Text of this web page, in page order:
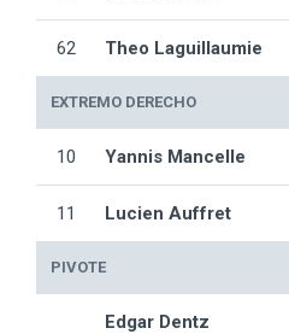
62 Theo Laguillaumie
EXTREMO DERECHO
10 Yannis Mancelle
11 Lucien Auffret
PIVOTE
Edgar Dentz